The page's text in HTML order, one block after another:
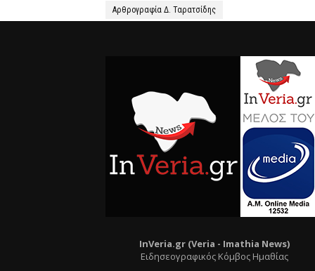
Αρθρογραφία Δ. Ταρατσίδης
InVeria.gr (Veria - Ιmathia News)
Ειδησεογραφικός Κόμβος Ημαθίας